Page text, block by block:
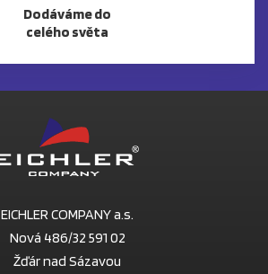
Dodáváme do
celého světa
EICHLER COMPANY a.s.
Nová 486/32 591 02
Žďár nad Sázavou